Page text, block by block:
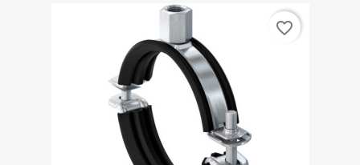
favorite_border